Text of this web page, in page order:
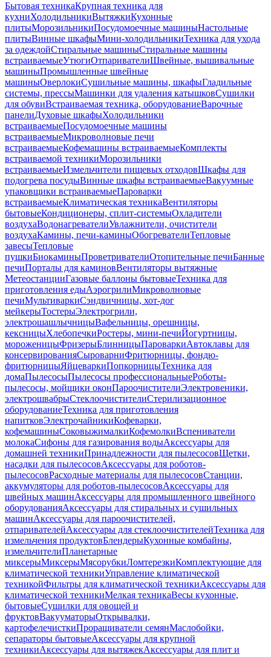
Бытовая техникаКрупная техника для
кухниХолодильникиВытяжкиКухонные
плитыМорозильникиПосудомоечные машиныНастольные
плитыВинные шкафыМини-холодильникиТехника для ухода
за одеждойСтиральные машиныСтиральные машины
встраиваемыеУтюгиОтпаривателиШвейные, вышивальные
машиныПромышленные швейные
машиныОверлокиСушильные машины, шкафыГладильные
системы, прессыМашинки для удаления катышковСушилки
для обувиВстраиваемая техника, оборудованиеВарочные
панелиДуховые шкафыХолодильники
встраиваемыеПосудомоечные машины
встраиваемыеМикроволновые печи
встраиваемыеКофемашины встраиваемыеКомплекты
встраиваемой техникиМорозильники
встраиваемыеИзмельчители пищевых отходовШкафы для
подогрева посудыВинные шкафы встраиваемыеВакуумные
упаковщики встраиваемыеПароварки
встраиваемыеКлиматическая техникаВентиляторы
бытовыеКондиционеры, сплит-системыОхладители
воздухаВодонагревателиУвлажнители, очистители
воздухаКамины, печи-каминыОбогревателиТепловые
завесыТепловые
пушкиБиокаминыПроветривателиОтопительные печиБанные
печиПорталы для каминовВентиляторы вытяжные
МетеостанцииГазовые баллоны бытовыеТехника для
приготовления едыАэрогрилиМикроволновые
печиМультиваркиСэндвичницы, хот-дог
мейкерыТостерыЭлектрогрили,
электрошашлычницыВафельницы, орешницы,
кексницыХлебопечкиРостеры, мини-печиЙогуртницы,
мороженицыФризерыБлинницыПароваркиАвтоклавы для
консервированияСыроварниФритюрницы, фондю-
фритюрницыЯйцеваркиПопкорницыТехника для
домаПылесосыПылесосы профессиональныеРоботы-
пылесосы, мойщики оконПароочистителиЭлектровеники,
электрошвабрыСтеклоочистителиСтерилизационное
оборудованиеТехника для приготовления
напитковЭлектрочайникиКофеварки,
кофемашиныСоковыжималкиКофемолкиВспениватели
молокаСифоны для газирования водыАксессуары для
домашней техникиПринадлежности для пылесосовЩетки,
насадки для пылесосовАксессуары для роботов-
пылесосовРасходные материалы для пылесосовСтанции,
аккумуляторы для роботов-пылесосовАксессуары для
швейных машинАксессуары для промышленного швейного
оборудованияАксессуары для стиральных и сушильных
машинАксессуары для пароочистителей,
отпаривателейАксессуары для стеклоочистителейТехника для
измельчения продуктовБлендерыКухонные комбайны,
измельчителиПланетарные
миксерыМиксерыМясорубкиЛомтерезкиКомплектующие для
климатической техникиУправление климатической
техникойФильтры для климатической техникиАксессуары для
климатической техникиМелкая техникаВесы кухонные,
бытовыеСушилки для овощей и
фруктовВакууматорыОткрывалки,
картофелечисткиПроращиватели семянМаслобойки,
сепараторы бытовыеАксессуары для крупной
техникиАксессуары для вытяжекАксессуары для плит и